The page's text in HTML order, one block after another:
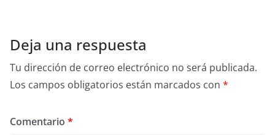
Deja una respuesta
Tu dirección de correo electrónico no será publicada.
Los campos obligatorios están marcados con *
Comentario *